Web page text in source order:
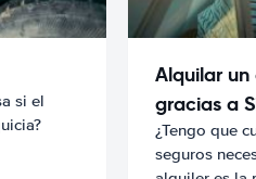
si el
Alquilar
gracias a
¿Tengo que
seguros